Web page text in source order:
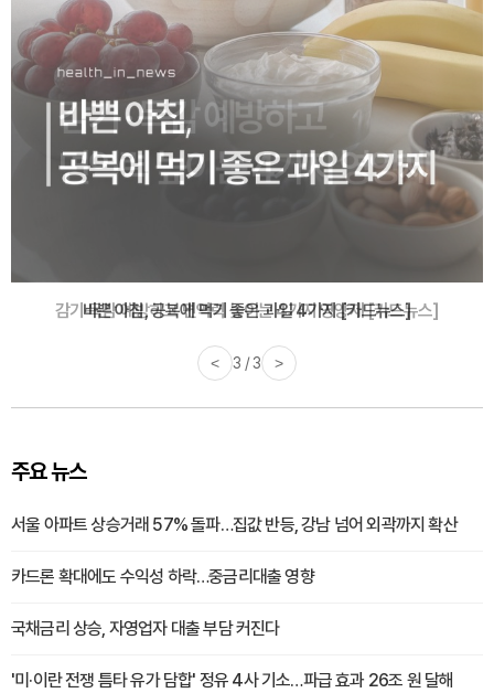
바쁜 아침, 공복에 먹기 좋은 과일 4가지 [카드뉴스]
< 1 / 3 >
주요 뉴스
서울 아파트 상승거래 57% 돌파…집값 반등, 강남 넘어 외곽까지 확산
카드론 확대에도 수익성 하락…중금리대출 영향
국채금리 상승, 자영업자 대출 부담 커진다
'미·이란 전쟁 틈타 유가 담합' 정유 4사 기소…파급 효과 26조 원 달해